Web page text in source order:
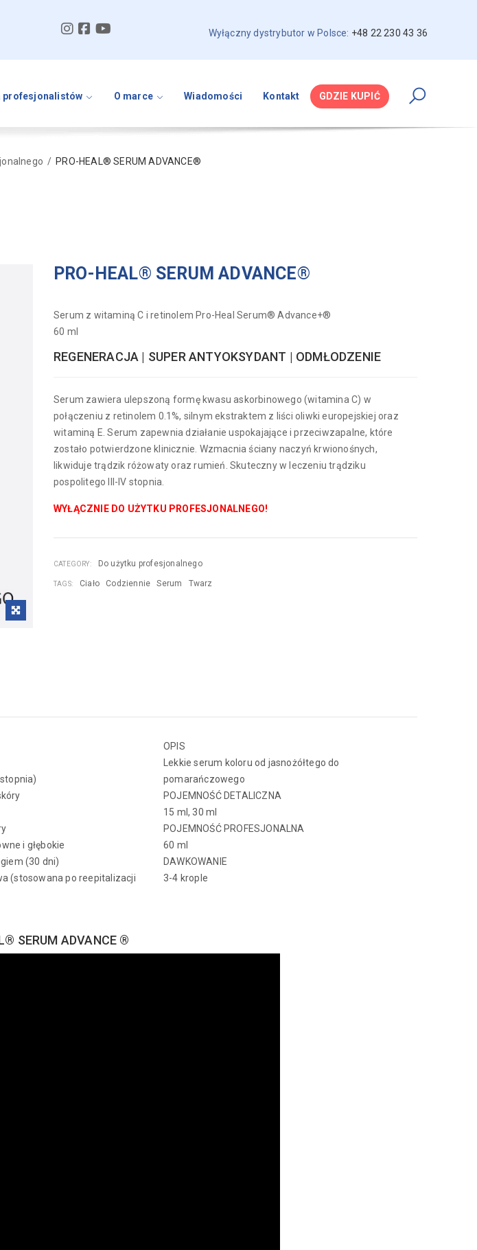
Wyłączny dystrybutor w Polsce: +48 22 230 43 36
profesjonalistów O marce Wiadomości Kontakt GDZIE KUPIĆ
PRO-HEAL® SERUM ADVANCE®
PRO-HEAL® SERUM ADVANCE®
Serum z witaminą C i retinolem Pro-Heal Serum® Advance+®
60 ml
REGENERACJA | SUPER ANTYOKSYDANT | ODMŁODZENIE
Serum zawiera ulepszoną formę kwasu askorbinowego (witamina C) w
połączeniu z retinolem 0.1%, silnym ekstraktem z liści oliwki europejskiej oraz
witaminą E. Serum zapewnia działanie uspokajające i przeciwzapalne, które
zostało potwierdzone klinicznie. Wzmacnia ściany naczyń krwionośnych,
likwiduje trądzik różowaty oraz rumień. Skuteczny w leczeniu trądziku
pospolitego III-IV stopnia.
WYŁĄCZNIE DO UŻYTKU PROFESJONALNEGO!
CATEGORY: Do użytku profesjonalnego
TAGS: Ciało Codziennie Serum Twarz
i głębokie
(30 dni)
(stosowana po reepitalizacji
OPIS
Lekkie serum koloru od jasnożółtego do
pomarańczowego
POJEMNOŚĆ DETALICZNA
15 ml, 30 ml
POJEMNOŚĆ PROFESJONALNA
60 ml
DAWKOWANIE
3-4 krople
SERUM ADVANCE ®